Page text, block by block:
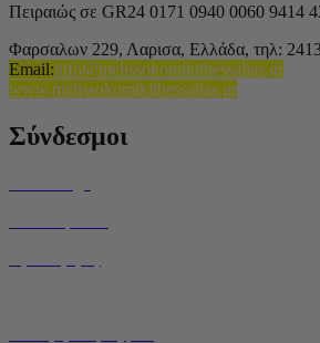
Πειραιώς σε GR24 0171 0940 0060 9414
Φαρσαλων 229, Λαρισα, Ελλάδα, τηλ:
Email:info@melissokomikithessalias.gr
www.melissokomikithessalias.gr
Σύνδεσμοι